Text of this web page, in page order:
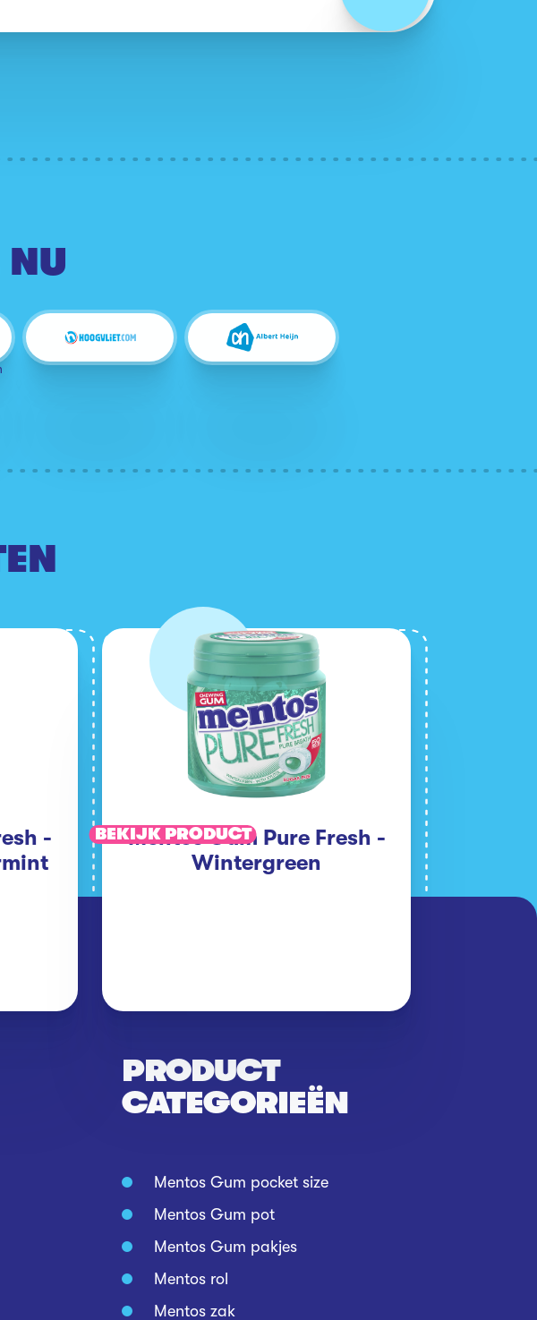
NU
-
Mentos Gum Pure Fresh -
Wintergreen
BEKIJK PRODUCT
PRODUCT
CATEGORIEËN
Mentos Gum pocket size
Mentos Gum pot
Mentos Gum pakjes
Mentos rol
Mentos zak